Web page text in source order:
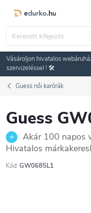
Vásároljon hivatalos
szervizeléssel ! 🛠️
Guess női karórák
Guess
Akár 100 napos
Hivatalos
Kód: GW0685L1